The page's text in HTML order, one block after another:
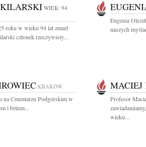
WIEK: 94
roku w wieku 94 lat zmarł
członek rzeczywisty...
Eugenia
naszych
KRAKÓW
na Cmentarzu Podgórskim w
i bólem...
MACIEJ
Profesor
wieku...